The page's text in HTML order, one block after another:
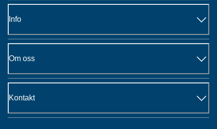
Info
Om oss
Kontakt